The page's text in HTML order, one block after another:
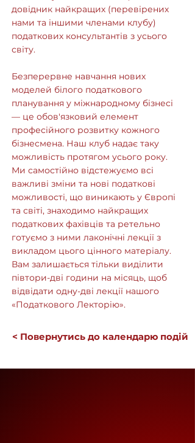
довідник найкращих (перевірених
нами та іншими членами клубу)
податкових консультантів з усього
світу.
Безперервне навчання нових
моделей білого податкового
планування у міжнародному бізнесі
— це обов'язковий елемент
професійного розвитку кожного
бізнесмена. Наш клуб надає таку
можливість протягом усього року.
Ми самостійно відстежуємо всі
важливі зміни та нові податкові
можливості, що виникають у Європі
та світі, знаходимо найкращих
податкових фахівців та ретельно
готуємо з ними лаконічні лекції з
викладом цього цінного матеріалу.
Вам залишається тільки виділити
півтори-дві години на місяць, щоб
відвідати одну-дві лекції нашого
«Податкового Лекторію».
< Повернутись до календарю подій